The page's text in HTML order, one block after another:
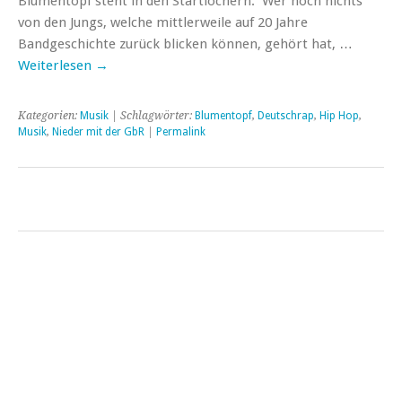
von den Jungs, welche mittlerweile auf 20 Jahre
Bandgeschichte zurück blicken können, gehört hat, …
Weiterlesen →
Kategorien: Musik | Schlagwörter: Blumentopf, Deutschrap, Hip Hop,
Musik, Nieder mit der GbR Permalink